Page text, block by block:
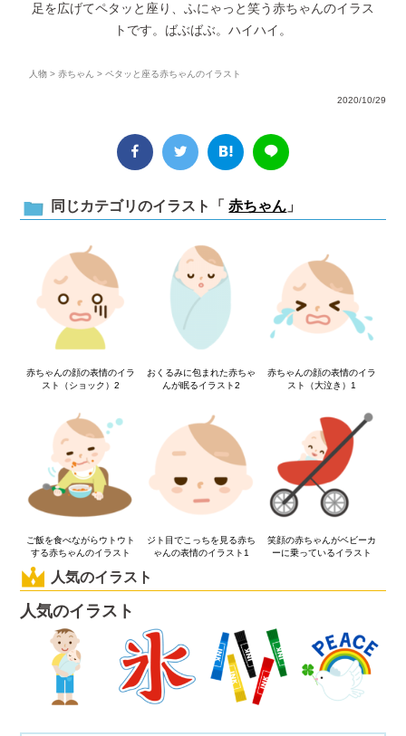
足を広げてペタッと座り、ふにゃっと笑う赤ちゃんのイラス
トです。ばぶばぶ。ハイハイ。
人物 >赤ちゃん > ペタッと座る赤ちゃんのイラスト
2020/10/29
同じカテゴリのイラスト「 赤ちゃん 」
赤ちゃんの顔の表情のイラ
スト（ショック）2
おくるみに包まれた赤ちゃ
んが眠るイラスト2
赤ちゃんの顔の表情のイラ
スト（大泣き）1
ご飯を食べながらウトウト
する赤ちゃんのイラスト
ジト目でこっちを見る赤ち
ゃんの表情のイラスト1
笑顔の赤ちゃんがベビーカ
ーに乗っているイラスト
人気のイラスト
人気のイラスト